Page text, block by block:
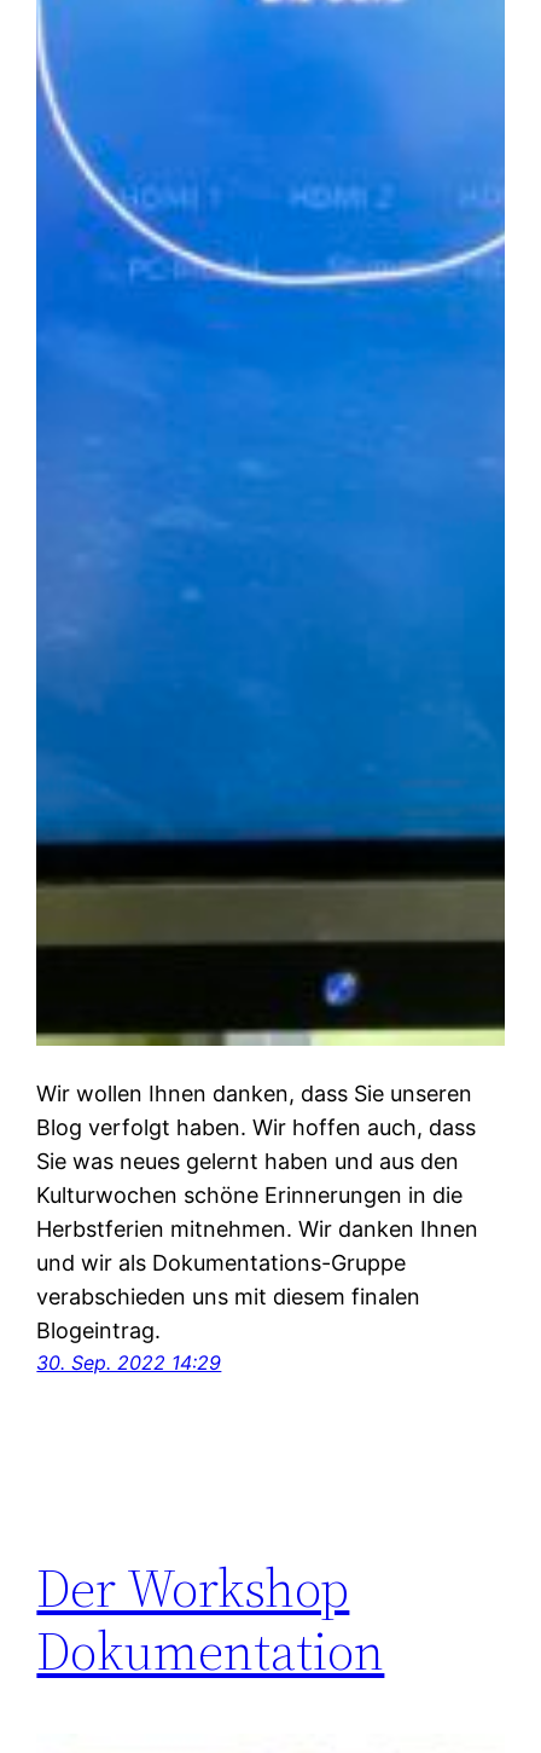
Wir wollen Ihnen danken, dass Sie unseren
Blog verfolgt haben. Wir hoffen auch, dass
Sie was neues gelernt haben und aus den
Kulturwochen schöne Erinnerungen in die
Herbstferien mitnehmen. Wir danken Ihnen
und wir als Dokumentations-Gruppe
verabschieden uns mit diesem finalen
Blogeintrag.
30. Sep. 2022 14:29
Der Workshop
Dokumentation